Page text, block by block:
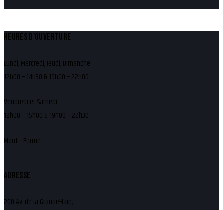
HEURES D'OUVERTURE
Lundi, Mercredi, Jeudi, Dimanche
12h00 – 14h30 & 19h00 – 22h00
Vendredi et Samedi :
12h00 – 15h00 & 19h00 – 22h30
Mardi : Fermé
ADRESSE
200 Av. de la GrandeHaie,